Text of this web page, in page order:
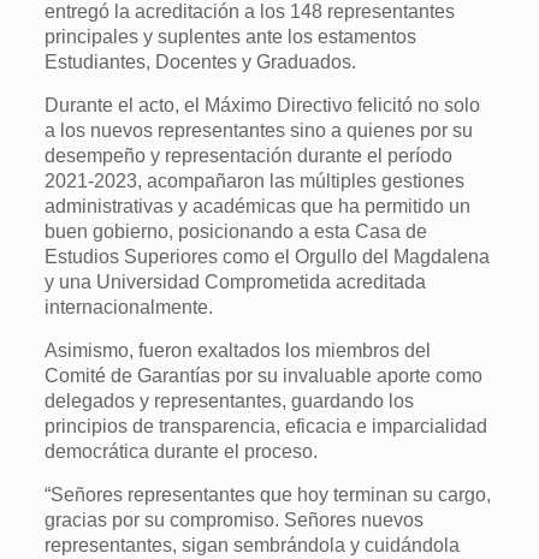
entregó la acreditación a los 148 representantes
principales y suplentes ante los estamentos
Estudiantes, Docentes y Graduados.
Durante el acto, el Máximo Directivo felicitó no solo
a los nuevos representantes sino a quienes por su
desempeño y representación durante el período
2021-2023, acompañaron las múltiples gestiones
administrativas y académicas que ha permitido un
buen gobierno, posicionando a esta Casa de
Estudios Superiores como el Orgullo del Magdalena
y una Universidad Comprometida acreditada
internacionalmente.
Asimismo, fueron exaltados los miembros del
Comité de Garantías por su invaluable aporte como
delegados y representantes, guardando los
principios de transparencia, eficacia e imparcialidad
democrática durante el proceso.
“Señores representantes que hoy terminan su cargo,
gracias por su compromiso. Señores nuevos
representantes, sigan sembrándola y cuidándola